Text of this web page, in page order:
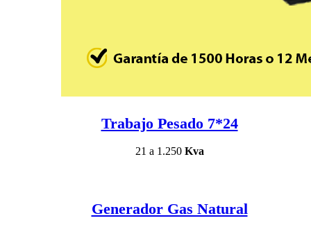
Trabajo Pesado 7*24
21 a 1.250 Kva
Generador Gas Natural